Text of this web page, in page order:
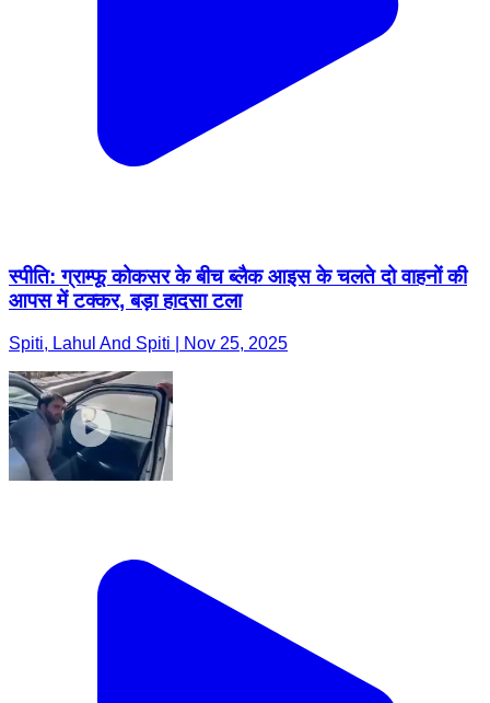
स्पीति: ग्राम्फू कोकसर के बीच ब्लैक आइस के चलते दो वाहनों की
आपस में टक्कर, बड़ा हादसा टला
Spiti, Lahul And Spiti | Nov 25, 2025